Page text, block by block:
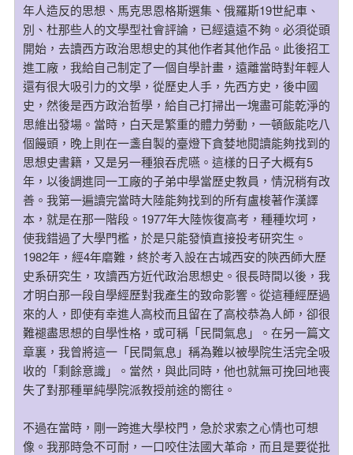
年人造反的思想、馬克思恩格斯選集、俄羅斯19世紀車、
別、杜那些人的文學型社會評論，已經遠遠不夠。必須從頭
開始，去讀西方政治思想史的其他作者其他作品。此後招工
進工廠，我給自己制定了一個自學計畫，遠離當時對年輕人
還有很大吸引力的文學，從歷史人手，先西方史，後中國
史，然後是西方政治哲學，給自己打掃出一塊盡可能乾淨的
思維出發場。當時，白天是繁重的體力勞動，一頓飯能吃八
個饅頭，晚上則在一盞自製的臺燈下貪婪地閱讀能夠找到的
思想史書籍，又是另一種狼吞虎嚥。這樣的日子大概有5
年，以後調進同一工廠的子弟中學當歷史教員，情況稍有改
善。我第一遍讀完當時大陸能夠找到的所有盧梭著作漢譯
本，就是在那一階段。1977年大陸恢復高考，種種坎坷，
使我錯過了大學門檻，於是只能發憤直接投考研究生。
1982年，經4年磨難，終於考入設在古城西安的陝西師大歷
史系研究生，攻讀西方近代政治思想史。很長時間以後，我
才明白那一段自學經歷對我產生的致命影響。從這種經歷過
來的人，即使有幸進人高校而且留在了高校恭為人師，卻很
難褪盡思想的自學性格，或可稱「民間氣息」。在另一篇文
章裏，我曾將這一「民間氣息」稱為難以被學院生活完全吸
收的「剩餘意識」。當然，與此同時，他也就無可挽回地喪
失了對那種單純學院派教授前途的嚮往。
不過在當時，剛一跨進大學校門，急於求索之心情也可想
像。我那時急不可耐，一口咬住法國大革命，而且是要從批